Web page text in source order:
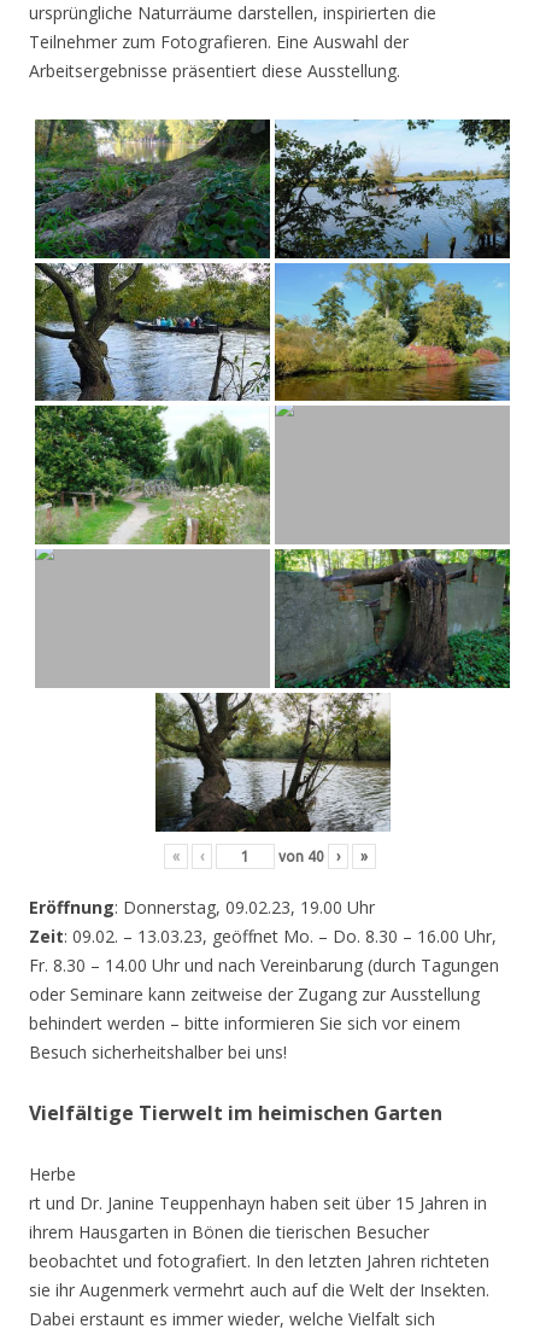
ursprüngliche Naturräume darstellen, inspirierten die
Teilnehmer zum Fotografieren. Eine Auswahl der
Arbeitsergebnisse präsentiert diese Ausstellung.
« ‹ von 40 › »
Eröffnung: Donnerstag, 09.02.23, 19.00 Uhr
Zeit: 09.02. – 13.03.23, geöffnet Mo. – Do. 8.30 – 16.00 Uhr,
Fr. 8.30 – 14.00 Uhr und nach Vereinbarung (durch Tagungen
oder Seminare kann zeitweise der Zugang zur Ausstellung
behindert werden – bitte informieren Sie sich vor einem
Besuch sicherheitshalber bei uns!
Vielfältige Tierwelt im heimischen Garten
Herbe
rt und Dr. Janine Teuppenhayn haben seit über 15 Jahren in
ihrem Hausgarten in Bönen die tierischen Besucher
beobachtet und fotografiert. In den letzten Jahren richteten
sie ihr Augenmerk vermehrt auch auf die Welt der Insekten.
Dabei erstaunt es immer wieder, welche Vielfalt sich